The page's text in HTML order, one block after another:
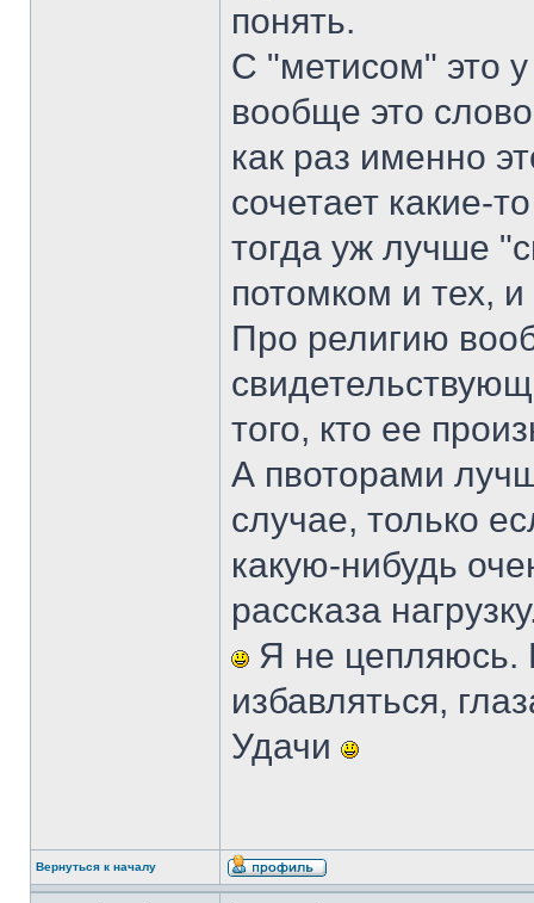
понять.
С "метисом" это
вообще это
как раз именно
сочетает какие-
тогда уж лучше
потомком и тех,
Про религию
того, кто ее
А пвоторами
случае, только
какую-нибудь
рассказа
Я не цепляюсь.
избавляться,
Удачи
Вернуться к началу